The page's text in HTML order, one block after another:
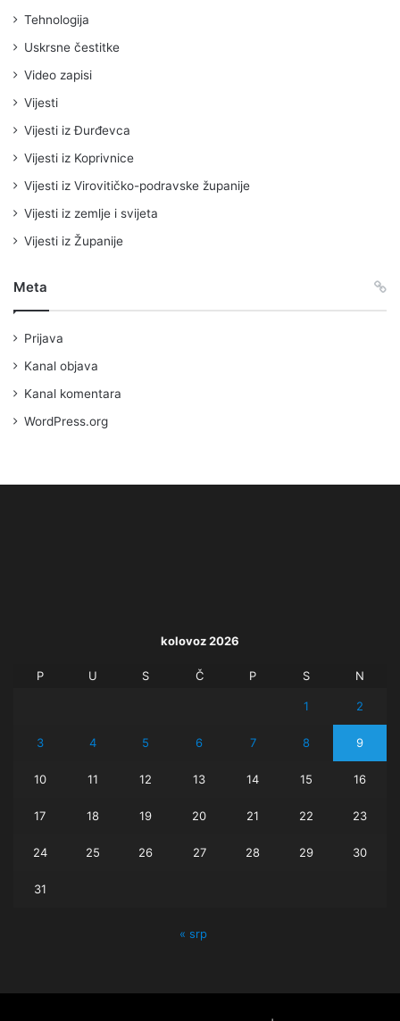
Tehnologija
Uskrsne čestitke
Video zapisi
Vijesti
Vijesti iz Đurđevca
Vijesti iz Koprivnice
Vijesti iz Virovitičko-podravske županije
Vijesti iz zemlje i svijeta
Vijesti iz Županije
Meta
Prijava
Kanal objava
Kanal komentara
WordPress.org
kolovoz 2026
P U S Č P S N
1 2
3 4 5 6 7 8 9
10 11 12 13 14 15 16
17 18 19 20 21 22 23
24 25 26 27 28 29 30
31
« srp